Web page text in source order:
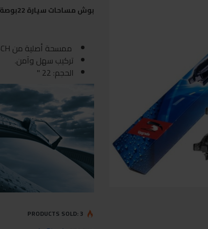
بوش مساحات سيارة 22بوصة
ممسحة أصلية من BOSCH
تركيب سهل وآمن.
الحجم: 22 "
PRODUCTS SOLD: 3